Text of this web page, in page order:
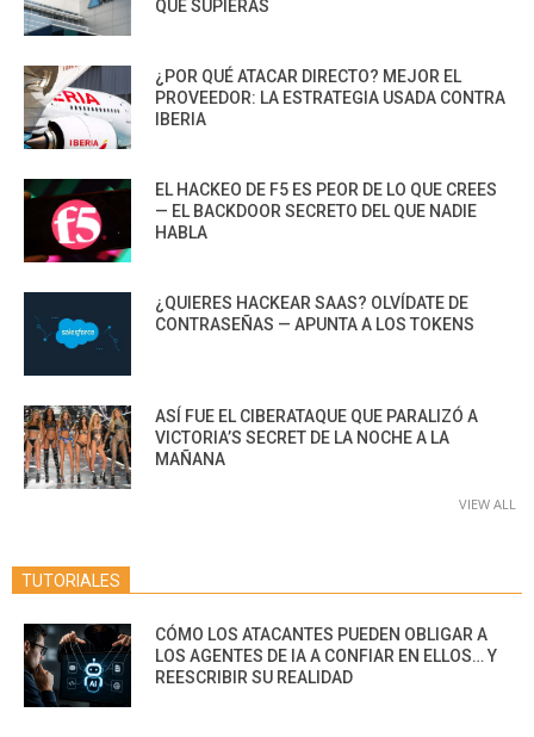
QUE SUPIERAS
¿POR QUÉ ATACAR DIRECTO? MEJOR EL
PROVEEDOR: LA ESTRATEGIA USADA CONTRA
IBERIA
EL HACKEO DE F5 ES PEOR DE LO QUE CREES
— EL BACKDOOR SECRETO DEL QUE NADIE
HABLA
¿QUIERES HACKEAR SAAS? OLVÍDATE DE
CONTRASEÑAS — APUNTA A LOS TOKENS
ASÍ FUE EL CIBERATAQUE QUE PARALIZÓ A
VICTORIA’S SECRET DE LA NOCHE A LA
MAÑANA
VIEW ALL
TUTORIALES
CÓMO LOS ATACANTES PUEDEN OBLIGAR A
LOS AGENTES DE IA A CONFIAR EN ELLOS… Y
REESCRIBIR SU REALIDAD